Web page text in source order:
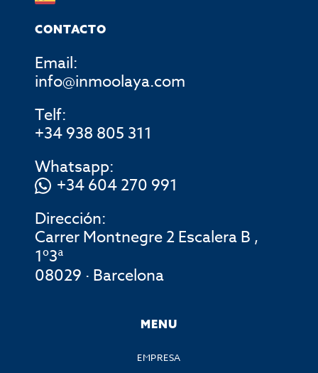
CONTACTO
Email:
info@inmoolaya.com
Telf:
+34 938 805 311
Whatsapp:
+34 604 270 991
Dirección:
Carrer Montnegre 2 Escalera B ,
1º3ª
08029 · Barcelona
MENU
EMPRESA